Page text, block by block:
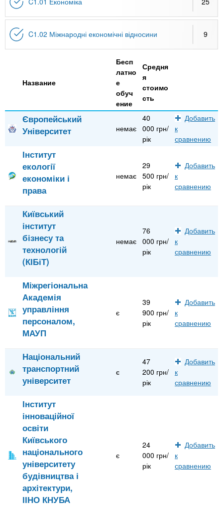
n
t
s
i
n
f
з
в
й
Онлайн курсы
За рубежом
C1.02 Міжнародні економічні відносини 9
Название
Бесп
латно
е
обуч
ение
Средня
я
стоимо
сть
Європейський
Університет
немає
40
000 грн/
рік
Добавить
к
сравнению
Інститут
екології
економіки і
права
немає
29
500 грн/
рік
Добавить
к
сравнению
Київський
інститут
бізнесу та
технологій
(КІБіТ)
немає
76
000 грн/
рік
Добавить
к
сравнению
Міжрегіональна
Академія
управління
персоналом,
МАУП
є
39
900 грн/
рік
Добавить
к
сравнению
Національний
транспортний
університет
є
47
200 грн/
рік
Добавить
к
сравнению
Інститут
інноваційної
освіти
Київського
національного
університету
будівництва і
архітектури,
ІІНО КНУБА
є
24
000 грн/
рік
Добавить
к
сравнению